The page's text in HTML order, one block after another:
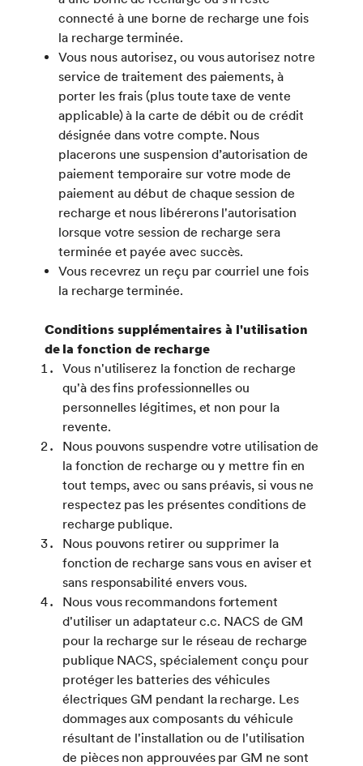
connecté à une borne de recharge une fois
la recharge terminée.
Vous nous autorisez, ou vous autorisez notre
service de traitement des paiements, à
porter les frais (plus toute taxe de vente
applicable) à la carte de débit ou de crédit
désignée dans votre compte. Nous
placerons une suspension d’autorisation de
paiement temporaire sur votre mode de
paiement au début de chaque session de
recharge et nous libérerons l'autorisation
lorsque votre session de recharge sera
terminée et payée avec succès.
Vous recevrez un reçu par courriel une fois
la recharge terminée.
Conditions supplémentaires à l'utilisation
de la fonction de recharge
Vous n'utiliserez la fonction de recharge
qu'à des fins professionnelles ou
personnelles légitimes, et non pour la
revente.
Nous pouvons suspendre votre utilisation de
la fonction de recharge ou y mettre fin en
tout temps, avec ou sans préavis, si vous ne
respectez pas les présentes conditions de
recharge publique.
Nous pouvons retirer ou supprimer la
fonction de recharge sans vous en aviser et
sans responsabilité envers vous.
Nous vous recommandons fortement
d'utiliser un adaptateur c.c. NACS de GM
pour la recharge sur le réseau de recharge
publique NACS, spécialement conçu pour
protéger les batteries des véhicules
électriques GM pendant la recharge. Les
dommages aux composants du véhicule
résultant de l'installation ou de l'utilisation
de pièces non approuvées par GM ne sont